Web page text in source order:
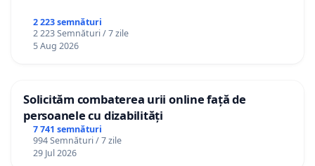
2 223 semnături
2 223 Semnături / 7 zile
5 Aug 2026
Solicităm combaterea urii online față de
persoanele cu dizabilități
7 741 semnături
994 Semnături / 7 zile
29 Jul 2026